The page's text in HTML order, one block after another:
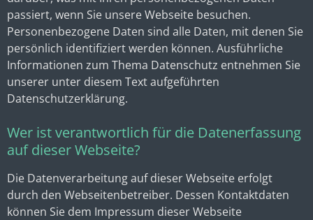
passiert, wenn Sie unsere Webseite besuchen.
Personenbezogene Daten sind alle Daten, mit denen Sie
persönlich identifiziert werden können. Ausführliche
Informationen zum Thema Datenschutz entnehmen Sie
unserer unter diesem Text aufgeführten
Datenschutzerklärung.
Wer ist verantwortlich für die Datenerfassung
auf dieser Webseite?
Die Datenverarbeitung auf dieser Webseite erfolgt
durch den Webseitenbetreiber. Dessen Kontaktdaten
können Sie dem Impressum dieser Webseite